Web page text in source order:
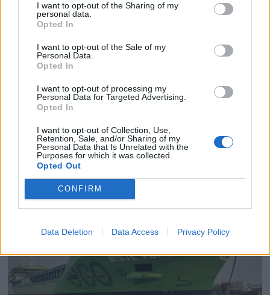
I want to opt-out of the Sharing of my
personal data.
Opted In
I want to opt-out of the Sale of my
Personal Data.
Opted In
I want to opt-out of processing my
Personal Data for Targeted Advertising.
Opted In
I want to opt-out of Collection, Use,
Retention, Sale, and/or Sharing of my
Personal Data that Is Unrelated with the
Purposes for which it was collected.
Opted Out
CONFIRM
Data Deletion Data Access Privacy Policy
PLUS
Satser på Sting, øker
salget